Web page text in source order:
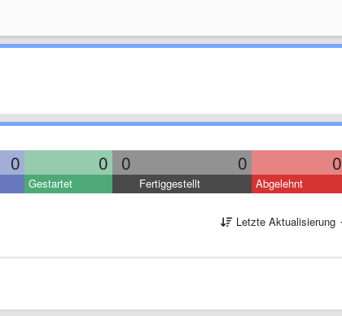
0 0 0 0 0
Gestartet Fertiggestellt Abgelehnt
Letzte Aktualisierung